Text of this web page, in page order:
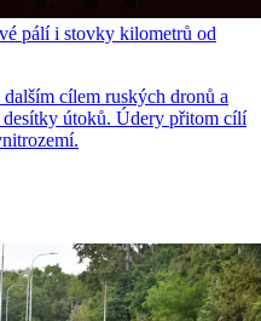
pálí i stovky kilometrů od
cílem ruských dronů a
desítky útoků. Údery přitom cílí